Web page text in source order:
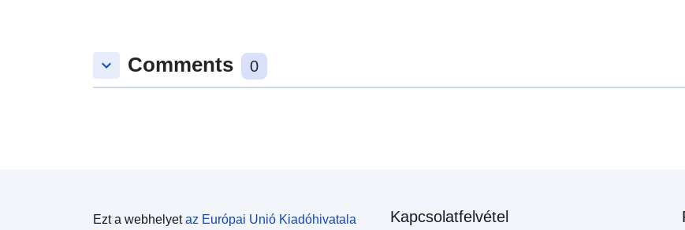
keyboard_arrow_down Comments 0
Ezt a webhelyetaz Európai Unió Kiadóhivatala
Kapcsolatfelvétel